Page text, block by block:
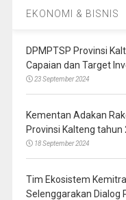
EKONOMI & BISNIS
DPMPTSP Provinsi
Capaian dan Target
23 September 2024
Kementan Adakan
Provinsi Kalteng tahun
18 September 2024
Tim Ekosistem
Selenggarakan Dialog